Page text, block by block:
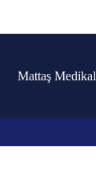
Mattaş Medikal